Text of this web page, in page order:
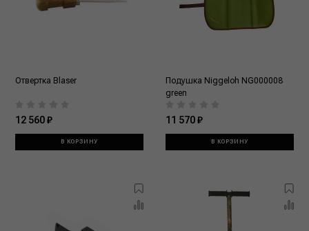
Отвертка Blaser
12 560 ₽
В КОРЗИНУ
Подушка Niggeloh NG000008
green
11 570 ₽
В КОРЗИНУ